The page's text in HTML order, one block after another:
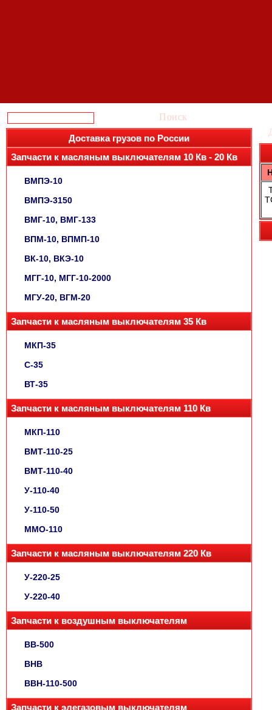
Поиск
Доставка грузов по России
Запчасти к масляным выключателям 10 Кв - 20 Кв
ВМПЭ-10
ВМПЭ-3150
ВМГ-10, ВМГ-133
ВПМ-10, ВПМП-10
ВК-10, ВКЭ-10
МГГ-10, МГГ-10-2000
МГУ-20, ВГМ-20
Запчасти к масляным выключателям 35 Кв
МКП-35
С-35
ВТ-35
Запчасти к масляным выключателям 110 Кв
МКП-110
ВМТ-110-25
ВМТ-110-40
У-110-40
У-110-50
ММО-110
Запчасти к масляным выключателям 220 Кв
У-220-25
У-220-40
Запчасти к воздушным выключателям
ВВ-500
ВНВ
ВВН-110-500
Запчасти к элегазовым выключателям